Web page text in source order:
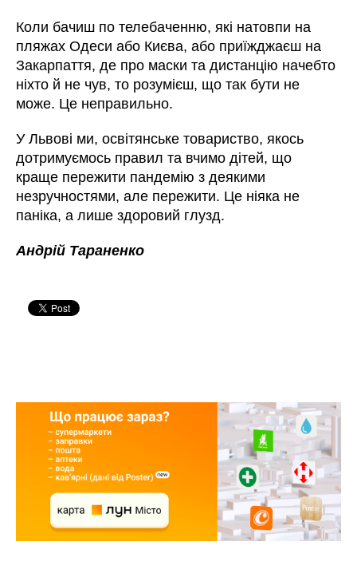
Коли бачиш по телебаченню, які натовпи на
пляжах Одеси або Києва, або приїжджаєш на
Закарпаття, де про маски та дистанцію начебто
ніхто й не чув, то розумієш, що так бути не
може. Це неправильно.
У Львові ми, освітянське товариство, якось
дотримуємось правил та вчимо дітей, що
краще пережити пандемію з деякими
незручностями, але пережити. Це ніяка не
паніка, а лише здоровий глузд.
Андрій Тараненко